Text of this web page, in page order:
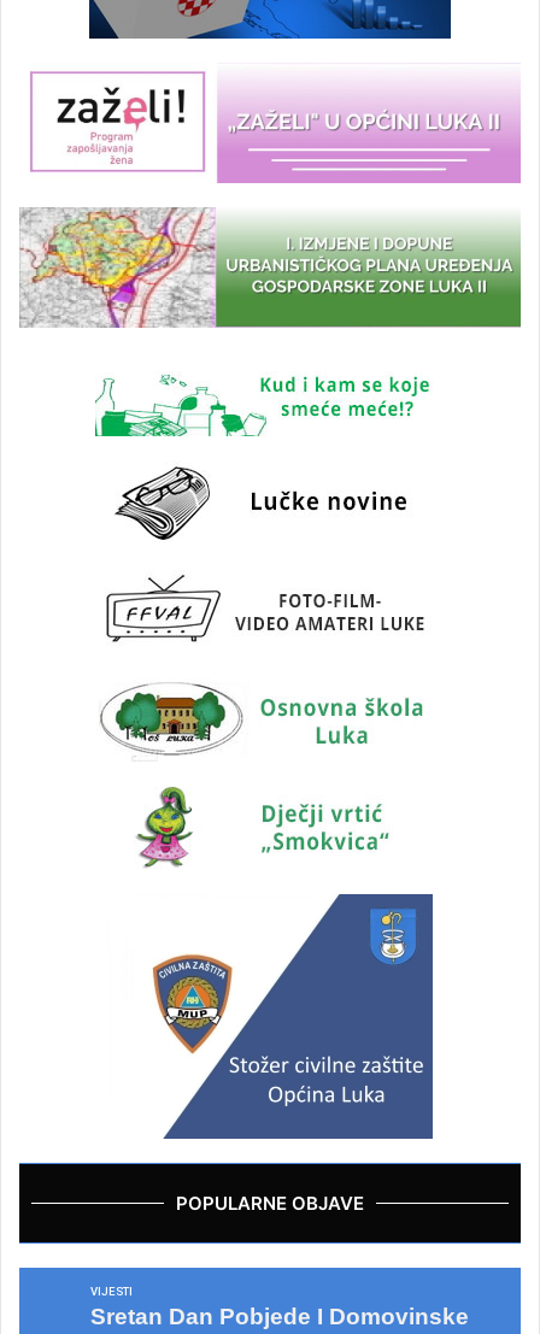
POPULARNE OBJAVE
VIJESTI
Sretan Dan Pobjede I Domovinske